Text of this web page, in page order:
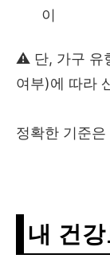
이
⚠️ 단, 가구 유
여부)에 따라
정확한 기준
내 건